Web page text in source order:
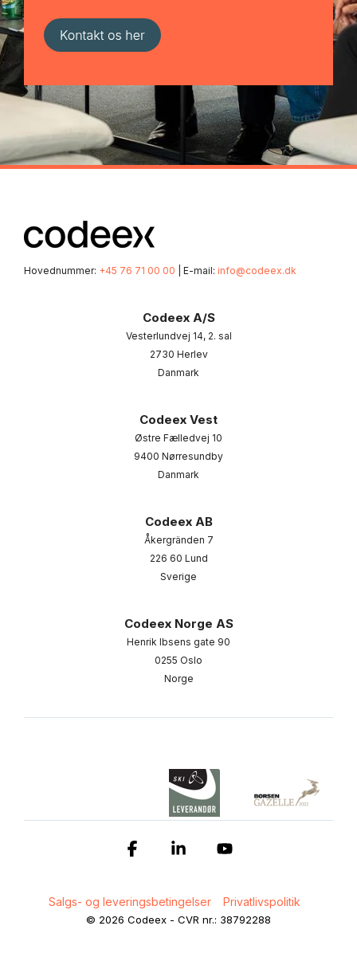
Hovednummer: +45 76 71 00 00 | E-mail: info@codeex.dk
Codeex A/S
Vesterlundvej 14, 2. sal
2730 Herlev
Danmark
Codeex Vest
Østre Fælledvej 10
9400 Nørresundby
Danmark
Codeex AB
Åkergränden 7
226 60 Lund
Sverige
Codeex Norge AS
Henrik Ibsens gate 90
0255 Oslo
Norge
Salgs- og leveringsbetingelser Privatlivspolitik
© 2026 Codeex - CVR nr.: 38792288
FacebookLinkedin